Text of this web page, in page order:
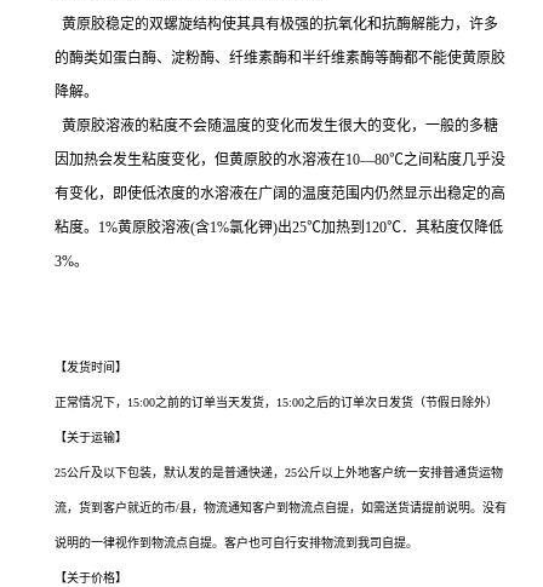
黄原胶稳定的双螺旋结构使其具有极强的抗氧化和抗酶解能力，许多
的酶类如蛋白酶、淀粉酶、纤维素酶和半纤维素酶等酶都不能使黄原胶
降解。
黄原胶溶液的粘度不会随温度的变化而发生很大的变化，一般的多糖
因加热会发生粘度变化，但黄原胶的水溶液在10—80℃之间粘度几乎没
有变化，即使低浓度的水溶液在广阔的温度范围内仍然显示出稳定的高
粘度。1%黄原胶溶液(含1%氯化钾)出25℃加热到120℃．其粘度仅降低
3%。
【发货时间】
正常情况下，15:00之前的订单当天发货，15:00之后的订单次日发货（节假日除外）
【关于运输】
25公斤及以下包装，默认发的是普通快递，25公斤以上外地客户统一安排普通货运物
流，货到客户就近的市/县，物流通知客户到物流点自提，如需送货请提前说明。没有
说明的一律视作到物流点自提。客户也可自行安排物流到我司自提。
【关于价格】